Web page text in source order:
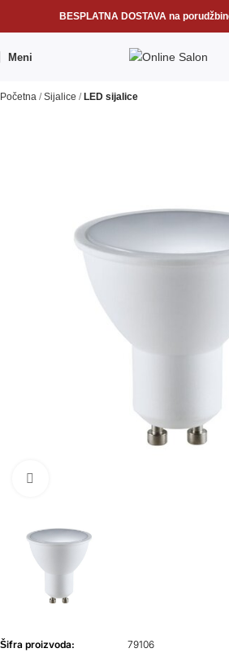
BESPLATNA DOSTAVA na
Meni
Početna Sijalice LED sijalice
Šifra proizvoda: 79106